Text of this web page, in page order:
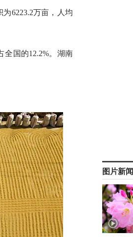
6223.2万亩，人均
全国的12.2%。湖南
图片新闻